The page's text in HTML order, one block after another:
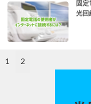
固定
光回
1 2